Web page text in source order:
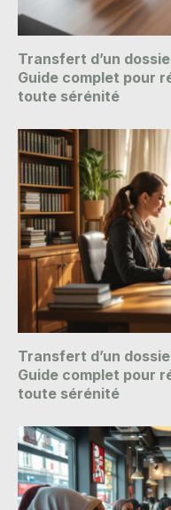
Transfert d’un
Guide complet pour
toute sérénité
Transfert d’un
Guide complet pour
toute sérénité